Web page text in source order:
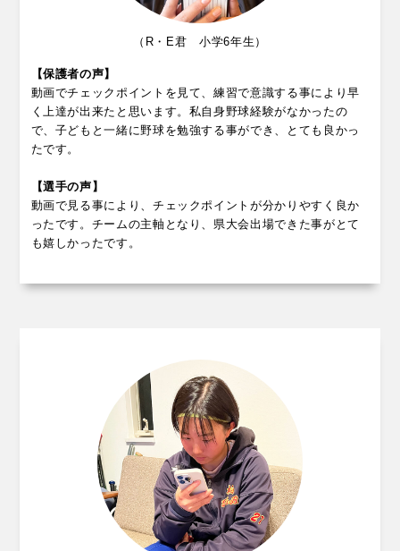
（R・E君 小学6年生）
【保護者の声】
動画でチェックポイントを見て、練習で意識する事により早
く上達が出来たと思います。私自身野球経験がなかったの
で、子どもと一緒に野球を勉強する事ができ、とても良かっ
たです。
【選手の声】
動画で見る事により、チェックポイントが分かりやすく良か
ったです。チームの主軸となり、県大会出場できた事がとて
も嬉しかったです。